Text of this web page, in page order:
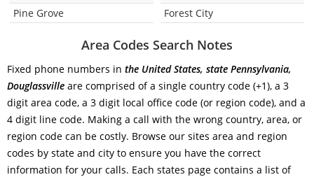
Pine Grove
Forest City
Area Codes Search Notes
Fixed phone numbers in the United States, state Pennsylvania,
Douglassville are comprised of a single country code (+1), a 3
digit area code, a 3 digit local office code (or region code), and a
4 digit line code. Making a call with the wrong country, area, or
region code can be costly. Browse our sites area and region
codes by state and city to ensure you have the correct
information for your calls. Each states page contains a list of